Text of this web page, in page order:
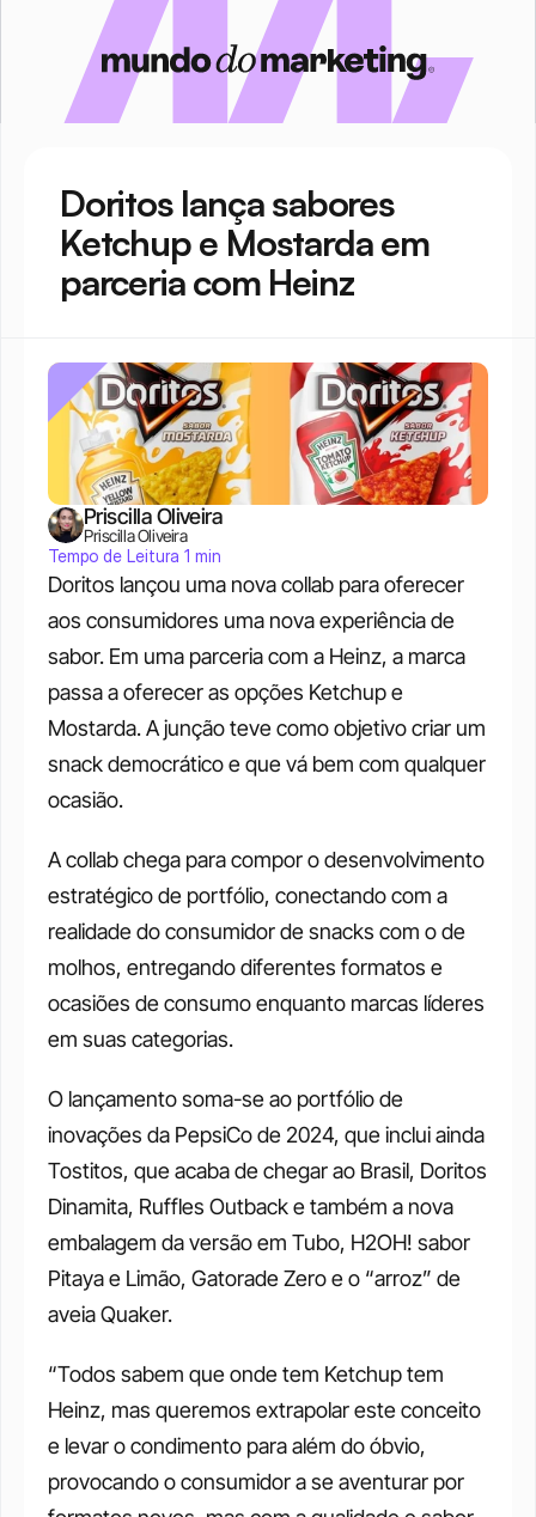
Doritos lança sabores
Ketchup e Mostarda em
parceria com Heinz
Doritos lançou uma nova collab para oferecer
aos consumidores uma nova experiência de
sabor. Em uma parceria com a Heinz, a marca
passa a oferecer as opções Ketchup e
Mostarda. A junção teve como objetivo criar um
snack democrático e que vá bem com qualquer
ocasião.
A collab chega para compor o desenvolvimento
estratégico de portfólio, conectando com a
realidade do consumidor de snacks com o de
molhos, entregando diferentes formatos e
ocasiões de consumo enquanto marcas líderes
em suas categorias.
O lançamento soma-se ao portfólio de
inovações da PepsiCo de 2024, que inclui ainda
Tostitos, que acaba de chegar ao Brasil, Doritos
Dinamita, Ruffles Outback e também a nova
embalagem da versão em Tubo, H2OH! sabor
Pitaya e Limão, Gatorade Zero e o “arroz” de
aveia Quaker.
“Todos sabem que onde tem Ketchup tem
Heinz, mas queremos extrapolar este conceito
e levar o condimento para além do óbvio,
provocando o consumidor a se aventurar por
Priscilla Oliveira
Priscilla Oliveira
Tempo de Leitura 1 min